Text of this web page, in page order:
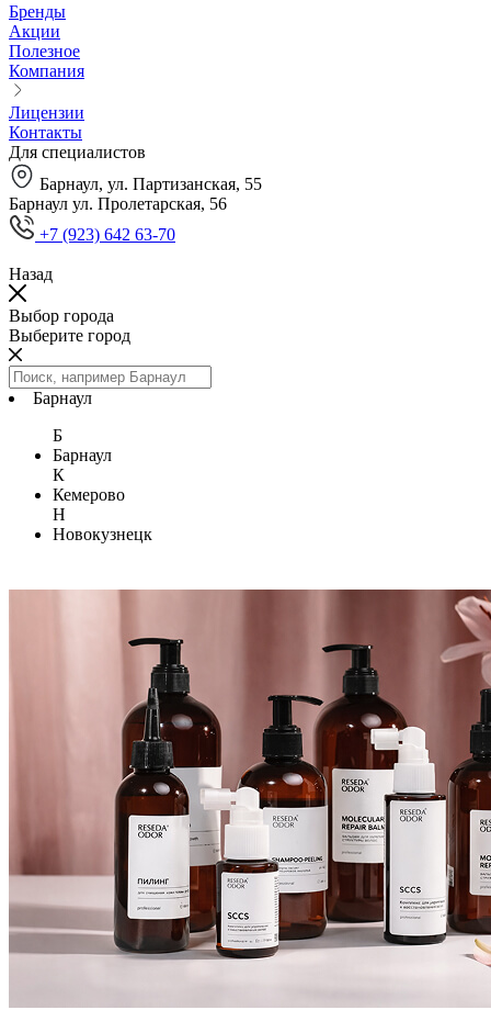
Бренды
Акции
Полезное
Компания
Лицензии
Контакты
Для специалистов
Барнаул, ул. Партизанская, 55
Барнаул ул. Пролетарская, 56
+7 (923) 642 63-70
Назад
Выбор города
Выберите город
Барнаул
Б
Барнаул
К
Кемерово
Н
Новокузнецк